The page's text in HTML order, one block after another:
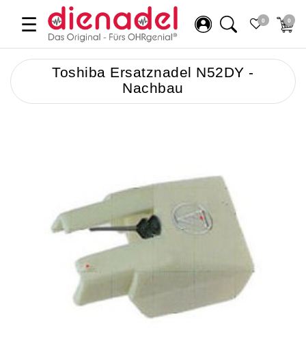
☰ 0 0
Toshiba Ersatznadel N52DY -
Nachbau